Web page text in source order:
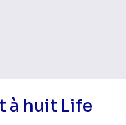
à huit Life